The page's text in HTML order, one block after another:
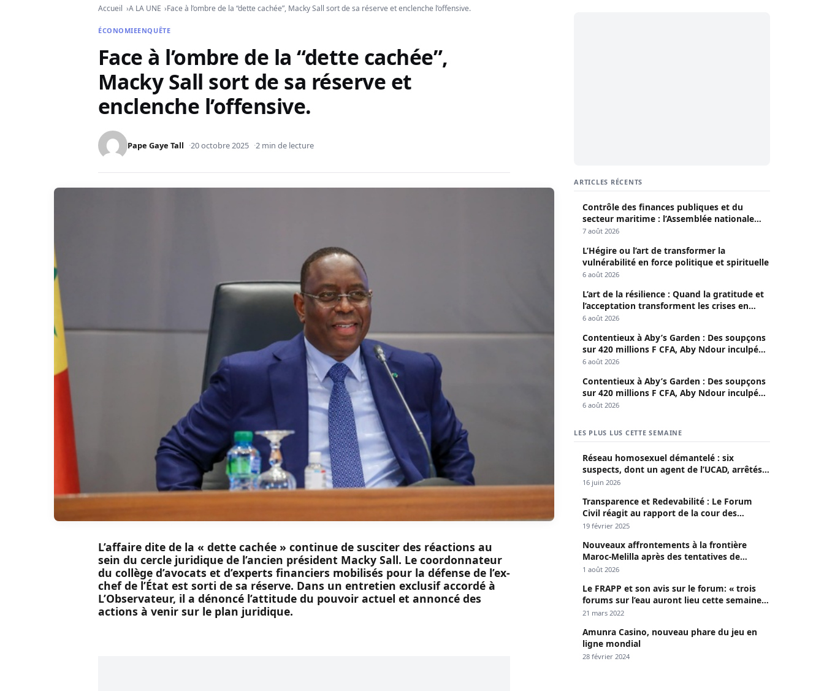
Accueil A LA UNE Face à l’ombre de la “dette cachée”, Macky Sall sort de sa réserve et enclenche l’offensive.
ÉCONOMIEENQUÊTE
Face à l’ombre de la “dette cachée”,
Macky Sall sort de sa réserve et
enclenche l’offensive.
Pape Gaye Tall 20 octobre 2025 2 min de lecture
L’affaire dite de la « dette cachée » continue de susciter des réactions au
sein du cercle juridique de l’ancien président Macky Sall. Le coordonnateur
du collège d’avocats et d’experts financiers mobilisés pour la défense de l’ex-
chef de l’État est sorti de sa réserve. Dans un entretien exclusif accordé à
L’Observateur, il a dénoncé l’attitude du pouvoir actuel et annoncé des
actions à venir sur le plan juridique.
ARTICLES RÉCENTS
Contrôle des finances publiques et du
secteur maritime : l’Assemblée nationale
convoque une session extraordinaire
7 août 2026
L’Hégire ou l’art de transformer la
vulnérabilité en force politique et spirituelle
6 août 2026
L’art de la résilience : Quand la gratitude et
l’acceptation transforment les crises en
opportunités
6 août 2026
Contentieux à Aby’s Garden : Des soupçons
sur 420 millions F CFA, Aby Ndour inculpée
pour abus de biens sociaux
6 août 2026
Contentieux à Aby’s Garden : Des soupçons
sur 420 millions F CFA, Aby Ndour inculpée
pour abus de biens sociaux
6 août 2026
LES PLUS LUS CETTE SEMAINE
Réseau homosexuel démantelé : six
suspects, dont un agent de l’UCAD, arrêtés à
Keur Massar ; l’un avoue avoir propagé le
16 juin 2026
Transparence et Redevabilité : Le Forum
Civil réagit au rapport de la cour des
comptes
19 février 2025
Nouveaux affrontements à la frontière
Maroc-Melilla après des tentatives de
passage
1 août 2026
Le FRAPP et son avis sur le forum: « trois
forums sur l’eau auront lieu cette semaine à
Dakar »
21 mars 2022
Amunra Casino, nouveau phare du jeu en
ligne mondial
28 février 2024